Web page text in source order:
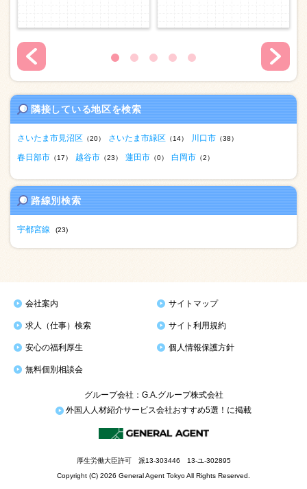
隣接している地区を検索
さいたま市見沼区 （20） さいたま市緑区 （14） 川口市 （38）
春日部市 （17） 越谷市 （23） 蓮田市 （0） 白岡市 （2）
路線別検索
宇都宮線 (23)
会社案内 サイトマップ
求人（仕事）検索 サイト利用規約
安心の福利厚生 個人情報保護方針
無料個別相談会
グループ会社：G.A.グループ株式会社
外国人人材紹介サービス会社おすすめ5選！に掲載
厚生労働大臣許可 派13-303446 13-ユ-302895
Copyright (C) 2026 General Agent Tokyo All Rights Reserved.